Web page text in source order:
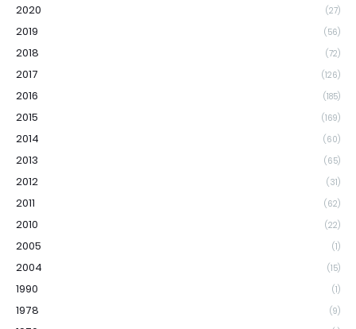
2020 (27)
2019 (56)
2018 (72)
2017 (126)
2016 (185)
2015 (169)
2014 (60)
2013 (65)
2012 (31)
2011 (62)
2010 (22)
2005 (1)
2004 (15)
1990 (1)
1978 (9)